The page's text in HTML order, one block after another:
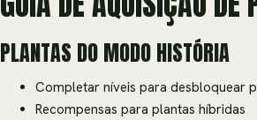
PLANTAS DO MODO HISTÓRIA
Completar níveis para desbloquear
Recompensas para plantas híbridas